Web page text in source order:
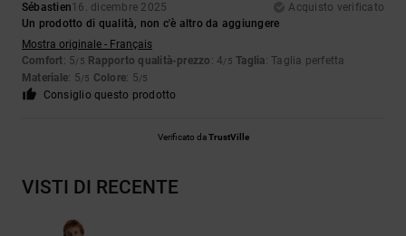
Sébastien16. dicembre 2025
Acquisto verificato
Un prodotto di qualità, non c'è altro da aggiungere
Mostra originale - Français
Comfort: 5/5 Rapporto qualità-prezzo : 4/5 Taglia: Taglia perfetta
Materiale: 5/5 Colore: 5/5
Consiglio questo prodotto
Verificato daTrustVille
VISTI DI RECENTE